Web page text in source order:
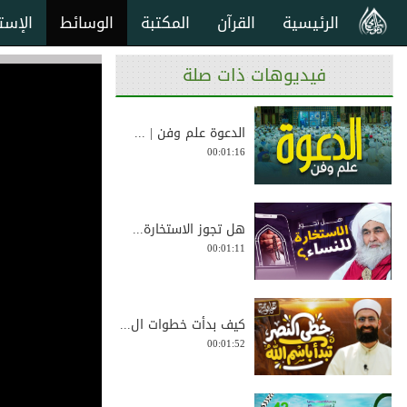
الوسائط المكتبة القرآن الرئيسية
فيديوهات ذات صلة
الدعوة علم وفن | ...
00:01:16
هل تجوز الاستخارة...
00:01:11
كيف بدأت خطوات ال...
00:01:52